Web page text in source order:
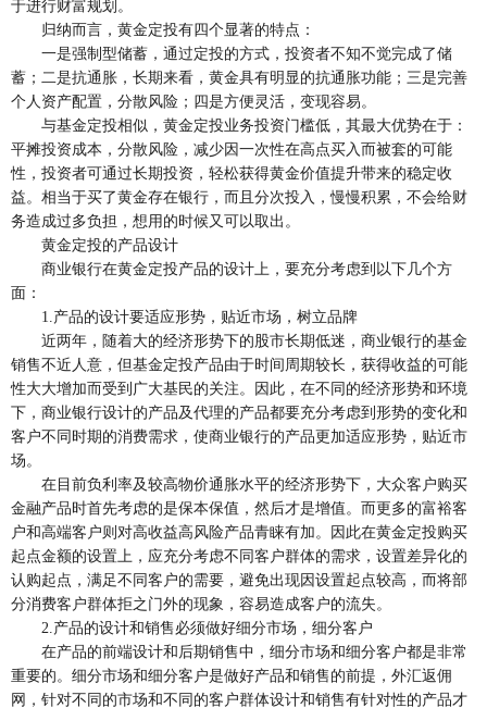
于进行财富规划。
归纳而言，黄金定投有四个显著的特点：
一是强制型储蓄，通过定投的方式，投资者不知不觉完成了储
蓄；二是抗通胀，长期来看，黄金具有明显的抗通胀功能；三是完善
个人资产配置，分散风险；四是方便灵活，变现容易。
与基金定投相似，黄金定投业务投资门槛低，其最大优势在于：
平摊投资成本，分散风险，减少因一次性在高点买入而被套的可能
性，投资者可通过长期投资，轻松获得黄金价值提升带来的稳定收
益。相当于买了黄金存在银行，而且分次投入，慢慢积累，不会给财
务造成过多负担，想用的时候又可以取出。
黄金定投的产品设计
商业银行在黄金定投产品的设计上，要充分考虑到以下几个方
面：
1.产品的设计要适应形势，贴近市场，树立品牌
近两年，随着大的经济形势下的股市长期低迷，商业银行的基金
销售不近人意，但基金定投产品由于时间周期较长，获得收益的可能
性大大增加而受到广大基民的关注。因此，在不同的经济形势和环境
下，商业银行设计的产品及代理的产品都要充分考虑到形势的变化和
客户不同时期的消费需求，使商业银行的产品更加适应形势，贴近市
场。
在目前负利率及较高物价通胀水平的经济形势下，大众客户购买
金融产品时首先考虑的是保本保值，然后才是增值。而更多的富裕客
户和高端客户则对高收益高风险产品青睐有加。因此在黄金定投购买
起点金额的设置上，应充分考虑不同客户群体的需求，设置差异化的
认购起点，满足不同客户的需要，避免出现因设置起点较高，而将部
分消费客户群体拒之门外的现象，容易造成客户的流失。
2.产品的设计和销售必须做好细分市场，细分客户
在产品的前端设计和后期销售中，细分市场和细分客户都是非常
重要的。细分市场和细分客户是做好产品和销售的前提，外汇返佣
网，针对不同的市场和不同的客户群体设计和销售有针对性的产品才